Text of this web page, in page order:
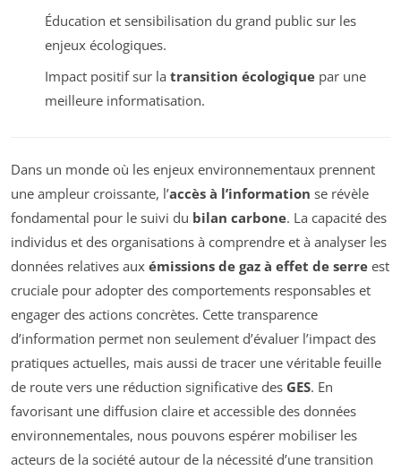
Éducation et sensibilisation du grand public sur les
enjeux écologiques.
Impact positif sur la transition écologiquepar une
meilleure informatisation.
Dans un monde où les enjeux environnementaux prennent
une ampleur croissante, l’accès à l’information se révèle
fondamental pour le suivi du bilan carbone. La capacité des
individus et des organisations à comprendre et à analyser les
données relatives aux émissions de gaz à effet de serre est
cruciale pour adopter des comportements responsables et
engager des actions concrètes. Cette transparence
d’information permet non seulement d’évaluer l’impact des
pratiques actuelles, mais aussi de tracer une véritable feuille
de route vers une réduction significative des GES. En
favorisant une diffusion claire et accessible des données
environnementales, nous pouvons espérer mobiliser les
acteurs de la société autour de la nécessité d’une transition